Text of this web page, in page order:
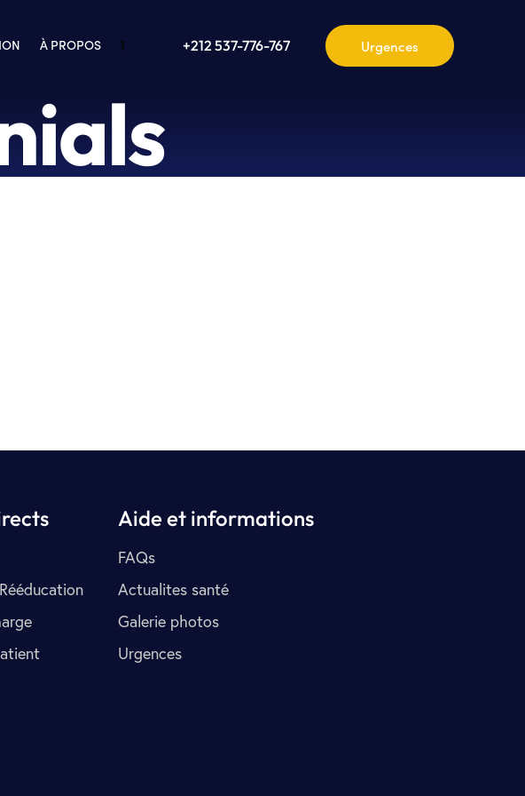
À PROPOS +212 537-776-767
Aide et informations
FAQs
Actualites santé
Galerie photos
Urgences